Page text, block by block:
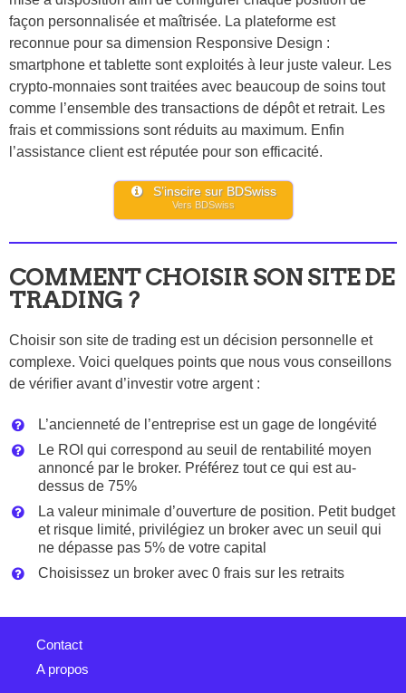
façon personnalisée et maîtrisée. La plateforme est
reconnue pour sa dimension Responsive Design :
smartphone et tablette sont exploités à leur juste valeur. Les
crypto-monnaies sont traitées avec beaucoup de soins tout
comme l’ensemble des transactions de dépôt et retrait. Les
frais et commissions sont réduits au maximum. Enfin
l’assistance client est réputée pour son efficacité.
S’inscire sur BDSwiss
Vers BDSwiss
COMMENT CHOISIR SON SITE DE
TRADING ?
Choisir son site de trading est un décision personnelle et
complexe. Voici quelques points que nous vous conseillons
de vérifier avant d’investir votre argent :
L’ancienneté de l’entreprise est un gage de longévité
Le ROI qui correspond au seuil de rentabilité moyen
annoncé par le broker. Préférez tout ce qui est au-
dessus de 75%
La valeur minimale d’ouverture de position. Petit budget
et risque limité, privilégiez un broker avec un seuil qui
ne dépasse pas 5% de votre capital
Choisissez un broker avec 0 frais sur les retraits
Contact
A propos